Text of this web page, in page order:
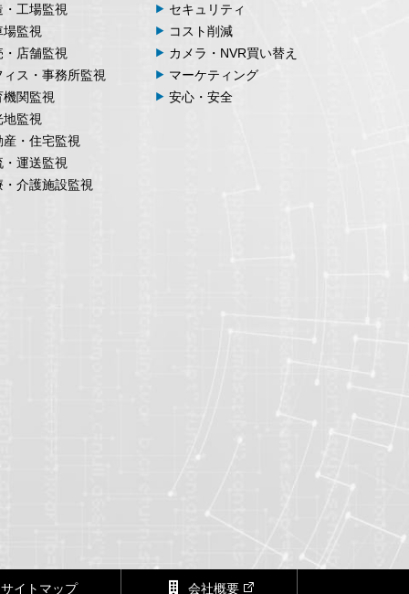
・工場監視
場監視
・店舗監視
ィス・事務所監視
機関監視
地監視
産・住宅監視
・運送監視
・介護施設監視
セキュリティ
コスト削減
カメラ・NVR買い替え
マーケティング
安心・安全
サイトマップ 会社概要